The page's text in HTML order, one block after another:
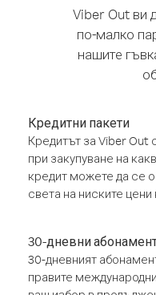
Viber Out ви
по-малко
нашите
Кредитни пакети
Кредитът за Viber Out
при закупуване на
кредит можете да се
света на ниските цени
30-дневни
30-дневният
правите